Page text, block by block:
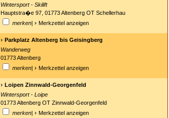
Wintersport - Skilift
Hauptstra�e 97, 01773 Altenberg OT Schellerhau
merken| Merkzettel anzeigen
Parkplatz Altenberg bis Geisingberg
Wanderweg
01773 Altenberg
merken| Merkzettel anzeigen
Loipen Zinnwald-Georgenfeld
Wintersport - Loipe
01773 Altenberg OT Zinnwald-Georgenfeld
merken| Merkzettel anzeigen